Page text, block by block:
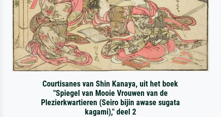
Courtisanes van Shin Kanaya, uit het boek
"Spiegel van Mooie Vrouwen van de
Plezierkwartieren (Seiro bijin awase sugata
kagami)," deel 2